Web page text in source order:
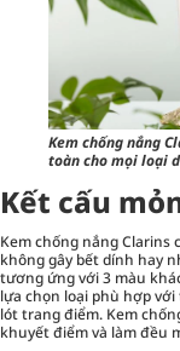
Kem chống nắng
toàn cho mọi loại
Kết cấu
Kem chống nắng Clarins
không gây bết dính hay
tương ứng với 3 màu
lựa chọn loại phù hợp
lót trang điểm. Kem
khuyết điểm và làm đều